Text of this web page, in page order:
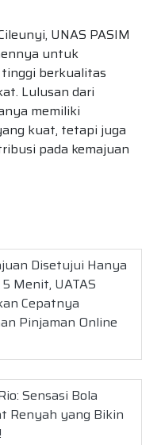
UNAS PASIM
untuk
berkualitas
Lulusan dari
memiliki
kuat, tetapi juga
pada kemajuan
Disetujui Hanya
Menit, UATAS
Cepatnya
Pinjaman Online
Sensasi Bola
Renyah yang Bikin